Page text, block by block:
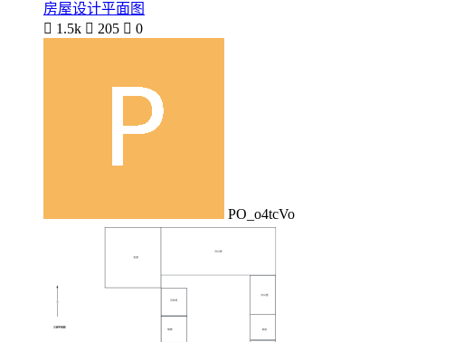
房屋设计平面图
 1.5k  205  0
PO_o4tcVo